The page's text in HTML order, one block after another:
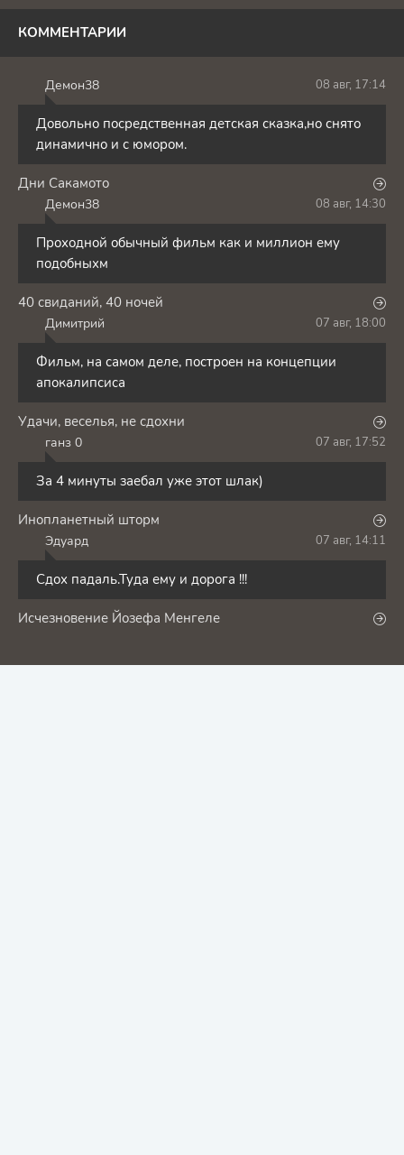
КОММЕНТАРИИ
Демон38 08 авг, 17:14
Довольно посредственная детская сказка,но снято
динамично и с юмором.
Дни Сакамото
Демон38 08 авг, 14:30
Проходной обычный фильм как и миллион ему
подобныхм
40 свиданий, 40 ночей
Димитрий 07 авг, 18:00
Фильм, на самом деле, построен на концепции
апокалипсиса
Удачи, веселья, не сдохни
ганз 0 07 авг, 17:52
За 4 минуты заебал уже этот шлак)
Инопланетный шторм
Эдуард 07 авг, 14:11
Сдох падаль.Туда ему и дорога !!!
Исчезновение Йозефа Менгеле